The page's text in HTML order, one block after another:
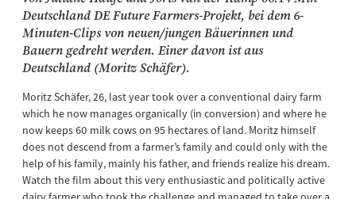
Deutschland DE Future Farmers-Projekt, bei dem 6-
Minuten-Clips von neuen/jungen Bäuerinnen und
Bauern gedreht werden. Einer davon ist aus
Deutschland (Moritz Schäfer).
Moritz Schäfer, 26, last year took over a conventional dairy farm
which he now manages organically (in conversion) and where he
now keeps 60 milk cows on 95 hectares of land. Moritz himself
does not descend from a farmer’s family and could only with the
help of his family, mainly his father, and friends realize his dream.
Watch the film about this very enthusiastic and politically active